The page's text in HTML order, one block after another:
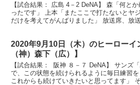
【試合結果： 広島 4－2 DeNA】 森「何と
ったです」 上本「またここで打たないとヤ
だけを考えてがんばりました」 放送席、放
2020年9月10日（木）のヒーローイ
（神）森下（広）】
【試合結果： 阪神 ８－７ DeNA】 サンズ
で、この状態を続けられるように毎日練習
これからも続けていきたいと思ってます」